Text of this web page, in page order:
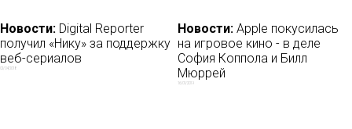
Новости: Digital Reporter
получил «Нику» за поддержку
веб-сериалов
02/04/2018
Новости: Apple покусилась
на игровое кино - в деле
София Коппола и Билл
Мюррей
16/01/2019